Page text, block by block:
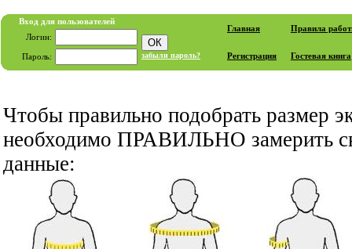
Вход для пользователей
Логин:
Пароль: забыли пароль?
Главная Правила
Регистрация Гостевая книга
Чтобы правильно подобрать размер
необходимо ПРАВИЛЬНО замерить
данные: